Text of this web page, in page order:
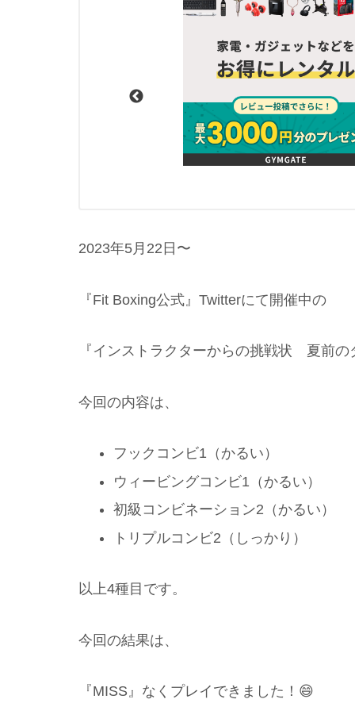
2023年5月22日〜
『Fit Boxing公式』Twitterにて開催中の
『インストラクターからの挑戦状 夏前
今回の内容は、
フックコンビ1（かるい）
ウィービングコンビ1（かるい）
初級コンビネーション2（かるい）
トリプルコンビ2（しっかり）
以上4種目です。
今回の結果は、
『MISS』なくプレイできました！😄